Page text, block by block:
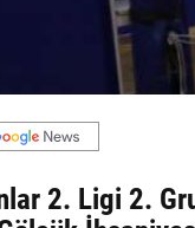
2. Ligi 2.